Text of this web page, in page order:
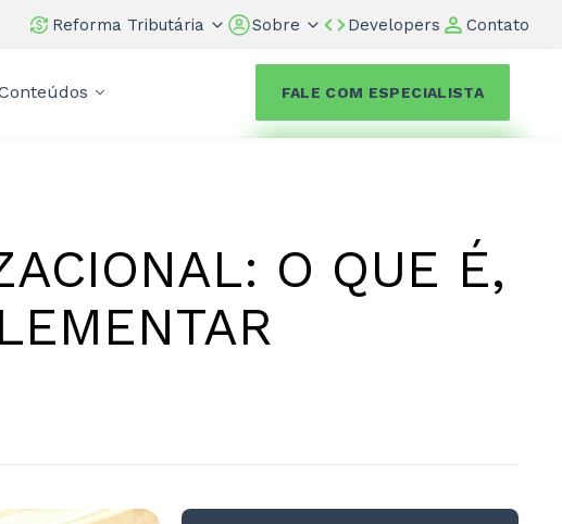
Reforma Tributária Sobre Developers Contato
FALE COM ESPECIALISTA
O QUE É,